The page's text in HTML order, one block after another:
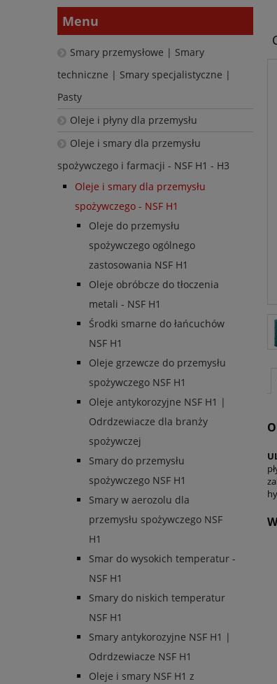
Menu
Smary przemysłowe | Smary
techniczne | Smary specjalistyczne |
Pasty
Oleje i płyny dla przemysłu
Oleje i smary dla przemysłu
spożywczego i farmacji - NSF H1 - H3
Oleje i smary dla przemysłu
spożywczego - NSF H1
Oleje do przemysłu
spożywczego ogólnego
zastosowania NSF H1
Oleje obróbcze do tłoczenia
metali - NSF H1
Środki smarne do łańcuchów
NSF H1
Oleje grzewcze do przemysłu
spożywczego NSF H1
Oleje antykorozyjne NSF H1 |
Odrdzewiacze dla branży
spożywczej
Smary do przemysłu
spożywczego NSF H1
Smary w aerozolu dla
przemysłu spożywczego NSF
H1
Smar do wysokich temperatur -
NSF H1
Smary do niskich temperatur
NSF H1
Smary antykorozyjne NSF H1 |
Odrdzewiacze NSF H1
Oleje i smary NSF H1 z